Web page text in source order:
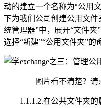
动的建立一个名称为“公用
下为我们公司创建公用文件
统管理器”中，展开“文件夹
选择“新建”“公用文件夹”的
图片看不清楚？请点
1.1.1.2.在公共文件夹的